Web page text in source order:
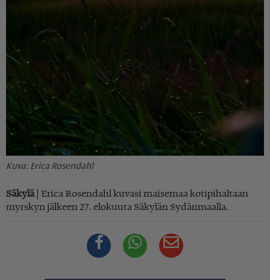
Erica Rosendahl
Sä­ky­lä| Eri­ca Ro­sen­dahl ku­va­si mai­se­maa ko­ti­pi­hal­taan
myrs­kyn jäl­keen 27. elo­kuu­ta Sä­ky­län Sy­dän­maal­la.
FacebookWhatsappSähköposti